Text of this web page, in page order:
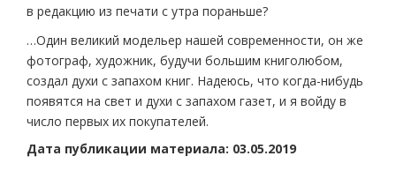
в редакцию из печати с утра пораньше?
…Один великий модельер нашей современности, он же
фотограф, художник, будучи большим книголюбом,
создал духи с запахом книг. Надеюсь, что когда-нибудь
появятся на свет и духи с запахом газет, и я войду в
число первых их покупателей.
Дата публикации материала: 03.05.2019